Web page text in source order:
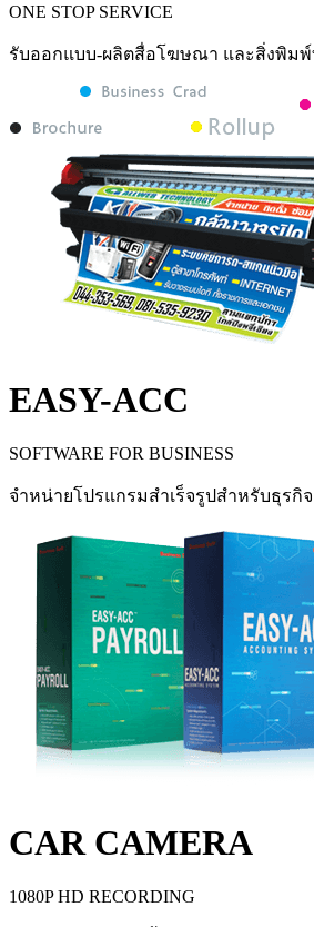
ONE STOP SERVICE
รับออกแบบ-ผลิตสื่อโฆษณา และสิ่งพิม
EASY-ACC
SOFTWARE FOR BUSINESS
จำหน่ายโปรแกรมสำเร็จรูปสำหรับธุรกิจ
CAR CAMERA
1080P HD RECORDING